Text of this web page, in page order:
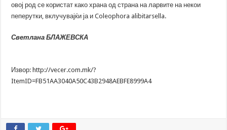
овој род се користат како храна од страна на ларвите на некои
пеперутки, вклучувајќи ја и Coleophora alibitarsella.
Светлана БЛАЖЕВСКА
Извор: http://vecer.com.mk/?
ItemID=FB51AA3040A50C43B2948AEBFE8999A4